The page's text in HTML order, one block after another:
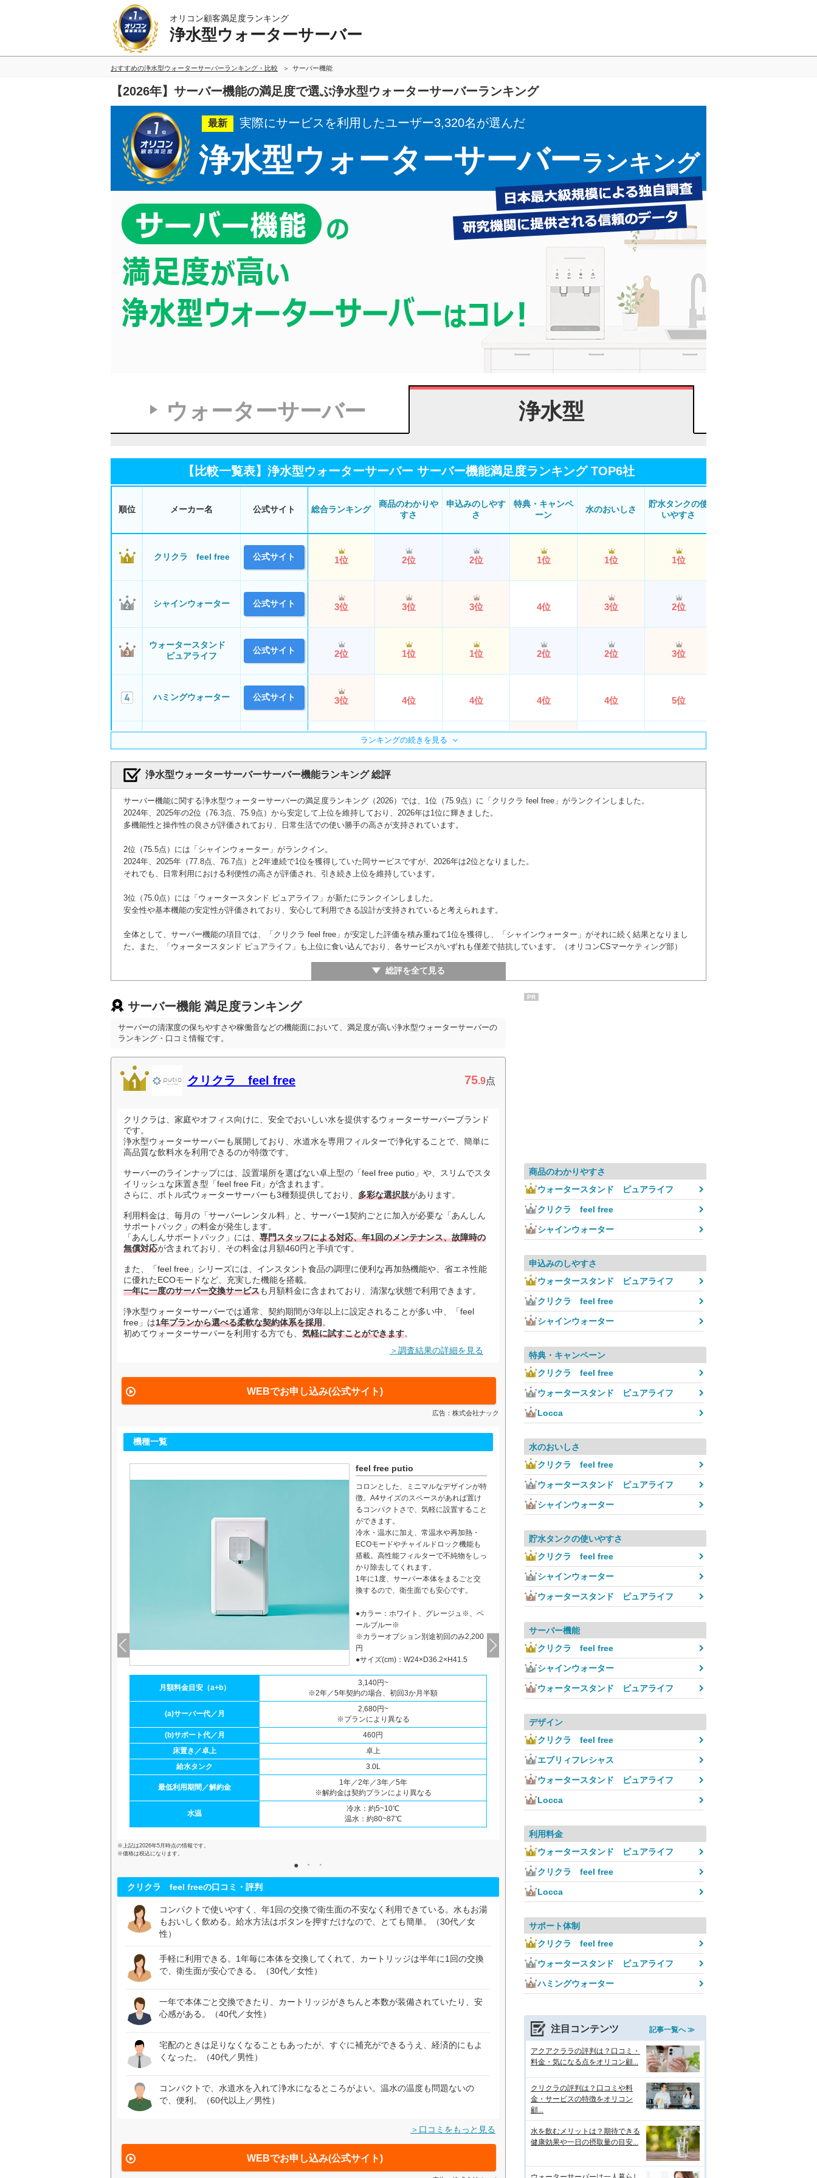
オリコン顧客満足度ランキング
浄水型ウォーターサーバー
おすすめの浄水型ウォーターサーバーランキング・比較 サーバー機能
【2026年】サーバー機能の満足度で選ぶ浄水型ウォーターサーバーランキング
最新 実際にサービスを利用したユーザー3,320名が選んだ
浄水型ウォーターサーバーランキング
ウォーターサーバー 浄水型
【比較一覧表】浄水型ウォーターサーバー サーバー機能満足度ランキング TOP6社
順位 メーカー名 公式サイト 総合ランキング
商品のわかりや
すさ
申込みのしやす
さ
特典・キャンペ
ーン
水のおいしさ
貯水タンクの使
いやすさ
クリクラ feel free 公式サイト 1位 2位 2位 1位 1位 1位
シャインウォーター 公式サイト 3位 3位 3位 4位 3位 2位
ウォータースタンド
ピュアライフ
公式サイト 2位 1位 1位 2位 2位 3位
ハミングウォーター 公式サイト 3位 4位 4位 4位 4位 5位
5位 5位 5位 3位 5位 4位
エブリィフレシャス 公式サイト
ランキングの続きを見る
浄水型ウォーターサーバーサーバー機能ランキング 総評
サーバー機能に関する浄水型ウォーターサーバーの満足度ランキング（2026）では、1位（75.9点）に「クリクラ feel free」がランクインしました。
2024年、2025年の2位（76.3点、75.9点）から安定して上位を維持しており、2026年は1位に輝きました。
多機能性と操作性の良さが評価されており、日常生活での使い勝手の高さが支持されています。
2位（75.5点）には「シャインウォーター」がランクイン。
2024年、2025年（77.8点、76.7点）と2年連続で1位を獲得していた同サービスですが、2026年は2位となりました。
それでも、日常利用における利便性の高さが評価され、引き続き上位を維持しています。
3位（75.0点）には「ウォータースタンド ピュアライフ」が新たにランクインしました。
安全性や基本機能の安定性が評価されており、安心して利用できる設計が支持されていると考えられます。
全体として、サーバー機能の項目では、「クリクラ feel free」が安定した評価を積み重ねて1位を獲得し、「シャインウォーター」がそれに続く結果となりまし
た。また、「ウォータースタンド ピュアライフ」も上位に食い込んでおり、各サービスがいずれも僅差で拮抗しています。（オリコンCSマーケティング部）
総評を全て見る
サーバー機能 満足度ランキング
サーバーの清潔度の保ちやすさや稼働音などの機能面において、満足度が高い浄水型ウォーターサーバーの
ランキング・口コミ情報です。
クリクラ feel free 75.9点
クリクラは、家庭やオフィス向けに、安全でおいしい水を提供するウォーターサーバーブランド
です。
浄水型ウォーターサーバーも展開しており、水道水を専用フィルターで浄化することで、簡単に
高品質な飲料水を利用できるのが特徴です。
サーバーのラインナップには、設置場所を選ばない卓上型の「feel free putio」や、スリムでスタ
イリッシュな床置き型「feel free Fit」が含まれます。
さらに、ボトル式ウォーターサーバーも3種類提供しており、 多彩な選択肢があります。
利用料金は、毎月の「サーバーレンタル料」と、サーバー1契約ごとに加入が必要な「あんしん
サポートパック」の料金が発生します。
「あんしんサポートパック」には、 専門スタッフによる対応、年1回のメンテナンス、故障時の
無償対応が含まれており、その料金は月額460円と手頃です。
また、「feel free」シリーズには、インスタント食品の調理に便利な再加熱機能や、省エネ性能
に優れたECOモードなど、充実した機能を搭載。
一年に一度のサーバー交換サービスも月額料金に含まれており、清潔な状態で利用できます。
浄水型ウォーターサーバーでは通常、契約期間が3年以上に設定されることが多い中、「feel
free」は1年プランから選べる柔軟な契約体系を採用。
初めてウォーターサーバーを利用する方でも、 気軽に試すことができます。
＞調査結果の詳細を見る
WEBでお申し込み(公式サイト)
広告：株式会社ナック
機種一覧
feel free putio
コロンとした、ミニマルなデザインが特
徴。A4サイズのスペースがあれば置け
るコンパクトさで、気軽に設置すること
ができます。
冷水・温水に加え、常温水や再加熱・
ECOモードやチャイルドロック機能も
搭載。高性能フィルターで不純物をしっ
かり除去してくれます。
1年に1度、サーバー本体をまるごと交
換するので、衛生面でも安心です。
●カラー：ホワイト、グレージュ※、ペ
ールブルー※
※カラーオプション別途初回のみ2,200
円
●サイズ(cm)：W24×D36.2×H41.5
月額料金目安（a+b）
3,140円~
※2年／5年契約の場合、初回3か月半額
(a)サーバー代／月
2,680円~
※プランにより異なる
(b)サポート代／月
460円
床置き／卓上
卓上
給水タンク
3.0L
最低利用期間／解約金
1年／2年／3年／5年
※解約金は契約プランにより異なる
水温
冷水：約5~10℃
温水：約80~87℃
月額料金目安（a+b）
※2年／5年契約の場合、初回3か月半
(a)サーバー代／月
(b)サポート代／月
床置き／卓上
給水タンク
※解約金は契約プランにより異なる
※上記は2026年5月時点の情報です。
※価格は税込になります。
クリクラ feel freeの口コミ・評判
コンパクトで使いやすく、年1回の交換で衛生面の不安なく利用できている。水もお湯
もおいしく飲める。給水方法はボタンを押すだけなので、とても簡単。（30代／女
性）
手軽に利用できる。1年毎に本体を交換してくれて、カートリッジは半年に1回の交換
で、衛生面が安心できる。（30代／女性）
一年で本体ごと交換できたり、カートリッジがきちんと本数が装備されていたり、安
心感がある。（40代／女性）
宅配のときは足りなくなることもあったが、すぐに補充ができるうえ、経済的にもよ
くなった。（40代／男性）
コンパクトで、水道水を入れて浄水になるところがよい。温水の温度も問題ないの
で、便利。（60代以上／男性）
＞口コミをもっと見る
WEBでお申し込み(公式サイト)
PR
商品のわかりやすさ
ウォータースタンド ピュアライフ
クリクラ feel free
シャインウォーター
申込みのしやすさ
ウォータースタンド ピュアライフ
クリクラ feel free
シャインウォーター
特典・キャンペーン
クリクラ feel free
ウォータースタンド ピュアライフ
Locca
水のおいしさ
クリクラ feel free
ウォータースタンド ピュアライフ
シャインウォーター
貯水タンクの使いやすさ
クリクラ feel free
シャインウォーター
ウォータースタンド ピュアライフ
サーバー機能
クリクラ feel free
シャインウォーター
ウォータースタンド ピュアライフ
デザイン
クリクラ feel free
エブリィフレシャス
ウォータースタンド ピュアライフ
Locca
利用料金
ウォータースタンド ピュアライフ
クリクラ feel free
Locca
サポート体制
クリクラ feel free
ウォータースタンド ピュアライフ
ハミングウォーター
注目コンテンツ 記事一覧へ ≫
アクアクララの評判は？口コミ・
料金・気になる点をオリコン顧...
クリクラの評判は？口コミや料
金・サービスの特徴をオリコン
顧...
水を飲むメリットは？期待できる
健康効果や一日の摂取量の目安...